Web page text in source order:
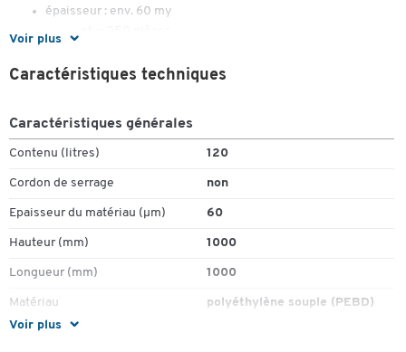
Voir plus
épaisseur : env. 60 my
1 paquet = 250 pièces
Voir plus
Caractéristiques techniques
Caractéristiques générales
Contenu (litres) 120
Cordon de serrage non
Epaisseur du matériau (µm) 60
Hauteur (mm) 1000
Longueur (mm) 1000
Matériau polyéthylène souple (PEBD)
Pièce(s) par paquet